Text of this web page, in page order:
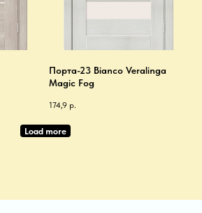
Порта-23 Bianco Veralinga
Magic Fog
174,9 р.
Load more